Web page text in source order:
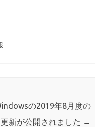
の2019年8月度の
更新が公開されました →